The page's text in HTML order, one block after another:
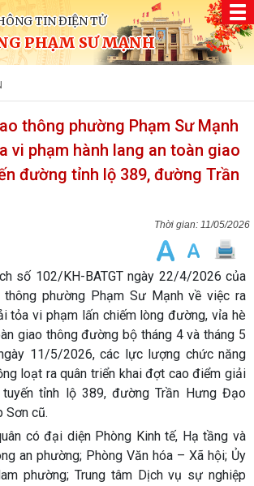
TIN ĐIỆN TỬ
PHẠM SƯ MẠNH
thông phường Phạm Sư Mạnh
vi phạm hành lang an toàn giao
đường tỉnh lộ 389, đường Trần
11/05/2026
số 102/KH-BATGT ngày 22/4/2026 của
thông phường Phạm Sư Mạnh về việc ra
tỏa vi phạm lấn chiếm lòng đường, vỉa hè
giao thông đường bộ tháng 4 và tháng 5
11/5/2026, các lực lượng chức năng
loạt ra quân triển khai đợt cao điểm giải
tỉnh lộ 389, đường Trần Hưng Đạo
Sơn cũ.
có đại diện Phòng Kinh tế, Hạ tầng và
an phường; Phòng Văn hóa – Xã hội; Ủy
phường; Trung tâm Dịch vụ sự nghiệp